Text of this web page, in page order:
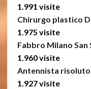
1.991 visite
Chirurgo plastico
1.975 visite
Fabbro Milano San
1.960 visite
Antennista
1.927 visite